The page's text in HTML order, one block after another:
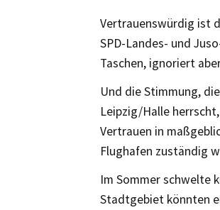
Vertrauenswürdig ist
SPD-Landes- und
Taschen, ignoriert
Und die Stimmung,
Leipzig/Halle
Vertrauen in
Flughafen zuständig
Im Sommer schwelte
Stadtgebiet könnten